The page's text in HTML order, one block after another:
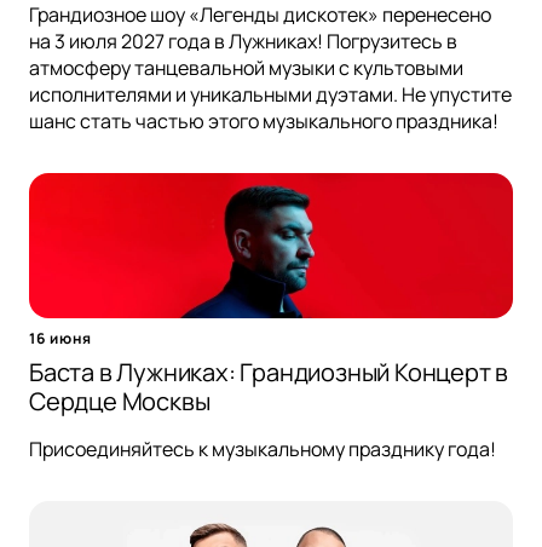
Грандиозное шоу «Легенды дискотек» перенесено
на 3 июля 2027 года в Лужниках! Погрузитесь в
атмосферу танцевальной музыки с культовыми
исполнителями и уникальными дуэтами. Не упустите
шанс стать частью этого музыкального праздника!
16 июня
Баста в Лужниках: Грандиозный Концерт в
Сердце Москвы
Присоединяйтесь к музыкальному празднику года!